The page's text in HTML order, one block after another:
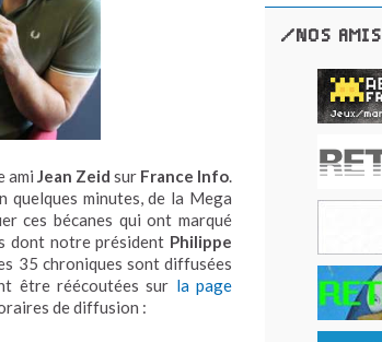
ami Jean Zeid sur France Info
quelques minutes, de la Mega
ces bécanes qui ont marqué
dont notre président Philippe
35 chroniques sont diffusées
être réécoutées sur la page
de diffusion :
/NOS AMIS